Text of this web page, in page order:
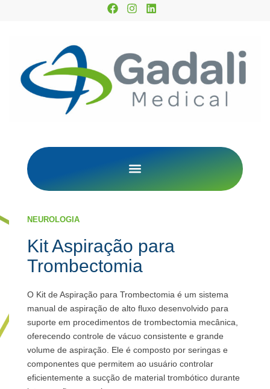
NEUROLOGIA
Kit Aspiração para
Trombectomia
O Kit de Aspiração para Trombectomia é um sistema
manual de aspiração de alto fluxo desenvolvido para
suporte em procedimentos de trombectomia mecânica,
oferecendo controle de vácuo consistente e grande
volume de aspiração. Ele é composto por seringas e
componentes que permitem ao usuário controlar
eficientemente a sucção de material trombótico durante